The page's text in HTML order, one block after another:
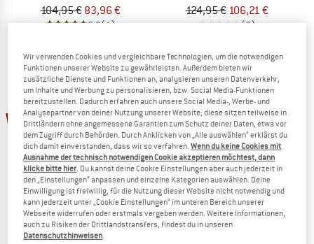
104,95 € 83,96 €
5,0(1)
124,95 € 106,21 €
(0)
15%
RUFFWEAR
Sun Shower Coverall
15%
RUFFWEAR
Wir verwenden Cookies und vergleichbare Technologien, um die notwendigen
Funktionen unserer Website zu gewährleisten. Außerdem bieten wir
zusätzliche Dienste und Funktionen an, analysieren unseren Datenverkehr,
um Inhalte und Werbung zu personalisieren, bzw. Social Media-Funktionen
bereitzustellen. Dadurch erfahren auch unsere Social Media-, Werbe- und
Analysepartner von deiner Nutzung unserer Website; diese sitzen teilweise in
Drittländern ohne angemessene Garantien zum Schutz deiner Daten, etwa vor
dem Zugriff durch Behörden. Durch Anklicken von „Alle auswählen“ erklärst du
dich damit einverstanden, dass wir so verfahren.Wenn du keine Cookies mit
Ausnahme der technisch notwendigen Cookie akzeptieren möchtest, dann
klicke bitte hier . Du kannst deine Cookie Einstellungen aber auch jederzeit in
den „Einstellungen“ anpassen und einzelne Kategorien auswählen. Deine
Einwilligung ist freiwillig, für die Nutzung dieser Website nicht notwendig und
kann jederzeit unter „Cookie Einstellungen“ im unteren Bereich unserer
Webseite widerrufen oder erstmals vergeben werden. Weitere Informationen,
auch zu Risiken der Drittlandstransfers, findest du in unseren
Datenschutzhinweisen